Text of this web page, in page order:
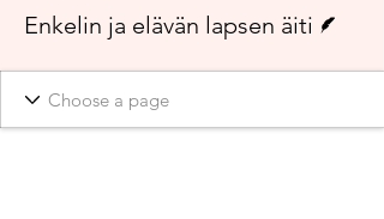
Enkelin ja elävän lapsen äiti